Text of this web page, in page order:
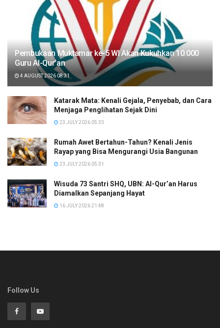
Pembukaan Muktamar ke-5 WI Akan Kukuhkan 10.000
Guru Al-Qur’an
4 AUGUST 2026 08:31
Katarak Mata: Kenali Gejala, Penyebab, dan Cara
Menjaga Penglihatan Sejak Dini
23 JULY 2026 05:33
Rumah Awet Bertahun-Tahun? Kenali Jenis
Rayap yang Bisa Mengurangi Usia Bangunan
23 JULY 2026 05:31
Wisuda 73 Santri SHQ, UBN: Al-Qur’an Harus
Diamalkan Sepanjang Hayat
16 JULY 2026 21:48
Follow Us